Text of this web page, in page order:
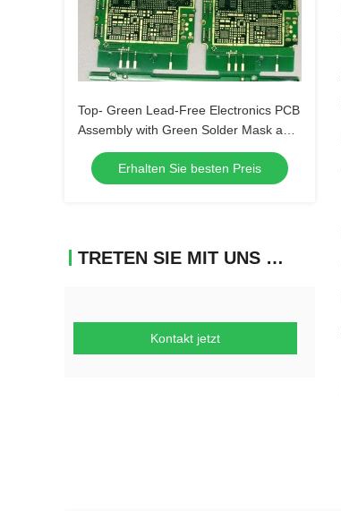
Top- Green Lead-Free Electronics PCB
Assembly with Green Solder Mask and
Biggest Panel Size 610mm*508mm
Erhalten Sie besten Preis
TRETEN SIE MIT UNS IN VERBINDUNG
Kontakt jetzt